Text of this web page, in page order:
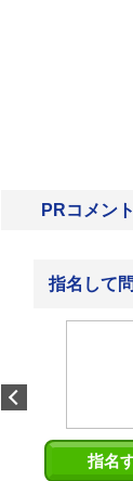
PRコメント
指名して
指名